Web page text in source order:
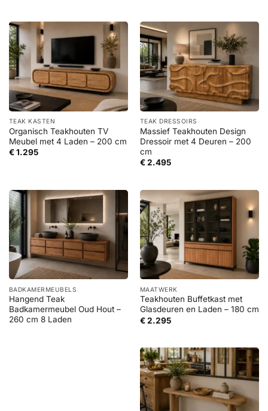
TEAK KASTEN
Organisch Teakhouten TV
Meubel met 4 Laden – 200 cm
€1.295
TEAK DRESSOIRS
Massief Teakhouten Design
Dressoir met 4 Deuren – 200
cm
€2.495
BADKAMERMEUBELS
Hangend Teak
Badkamermeubel Oud Hout –
260 cm 8 Laden
MAATWERK
Teakhouten Buffetkast met
Glasdeuren en Laden – 180 cm
€2.295